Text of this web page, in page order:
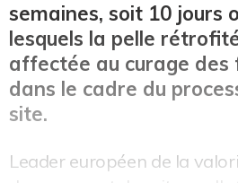
semaines, soit 10 jours
lesquels la pelle
affectée au curage des
dans le cadre du
site.
Leader européen de la